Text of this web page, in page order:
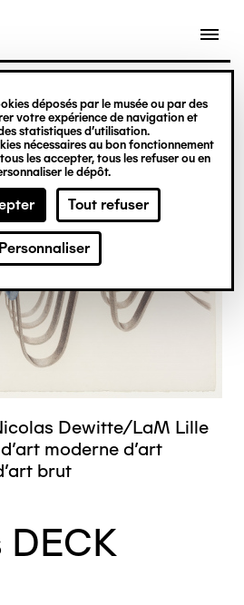
déposés par le musée ou par des
votre expérience de navigation et
statistiques d’utilisation.
nécessaires au bon fonctionnement
les accepter, tous les refuser ou en
le dépôt.
Tout refuser
Personnaliser
Dewitte/LaM Lille
moderne d’art
brut